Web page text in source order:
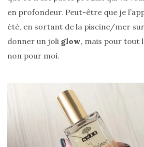
responsables
au
cuir
en profondeur. Peut-être que je
été, en sortant de la piscine/mer
donner un joli glow, mais pour tout
non pour moi.